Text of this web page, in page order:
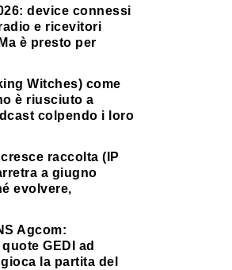
device connessi
e ricevitori
è presto per
Witches) come
è riusciuto a
colpendo i loro
raccolta (IP
a giugno
evolvere,
Agcom:
GEDI ad
la partita del